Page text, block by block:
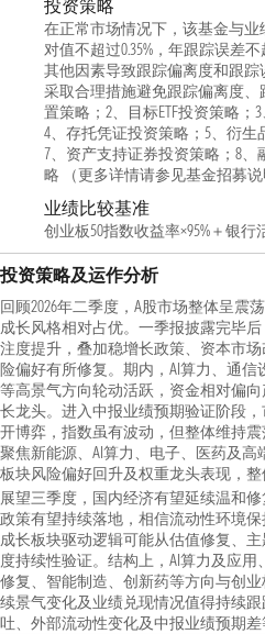
投资策略
在正常市场情况下，该基金与
对值不超过0.35%，年跟踪误差
其他因素导致跟踪偏离度和跟
采取合理措施避免跟踪偏离度
置策略；2、目标ETF投资策略；
4、存托凭证投资策略；5、衍生
7、资产支持证券投资策略；8
略 （更多详情请参见基金招募说
业绩比较基准
创业板50指数收益率×95%＋银
投资策略及运作分析
回顾2026年二季度，A股市场整体呈震
成长风格相对占优。一季报披露完毕
注度提升，叠加稳增长政策、资本市
险偏好有所修复。期内，AI算力、通
等高景气方向轮动活跃，资金相对偏
长龙头。进入中报业绩预期验证阶段
开博弈，指数虽有波动，但整体维持
聚焦新能源、AI算力、电子、医药及
板块风险偏好回升及权重龙头表现，整
展望三季度，国内经济有望延续温和
政策有望持续落地，相信流动性环境
成长板块驱动逻辑可能从估值修复、
度持续性验证。结构上，AI算力及应
修复、智能制造、创新药等方向与创
续景气变化及业绩兑现情况值得持续
吐、外部流动性变化及中报业绩预期差